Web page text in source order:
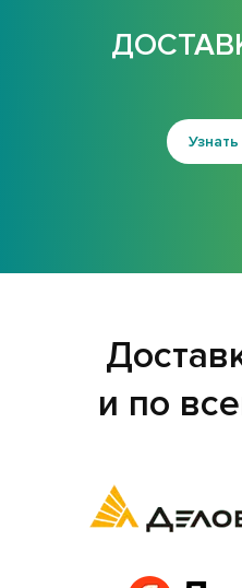
и по